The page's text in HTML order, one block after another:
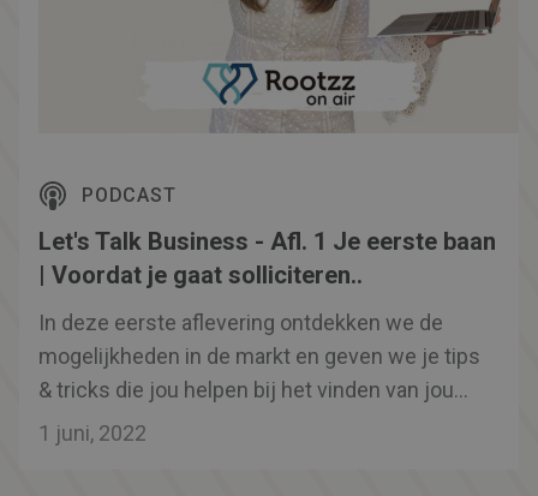
PODCAST
Let's Talk Business - Afl. 1 Je eerste baan
| Voordat je gaat solliciteren..
In deze eerste aflevering ontdekken we de
mogelijkheden in de markt en geven we je tips
& tricks die jou helpen bij het vinden van jouw
droombaan. Samen met onze host Isha
1 juni, 2022